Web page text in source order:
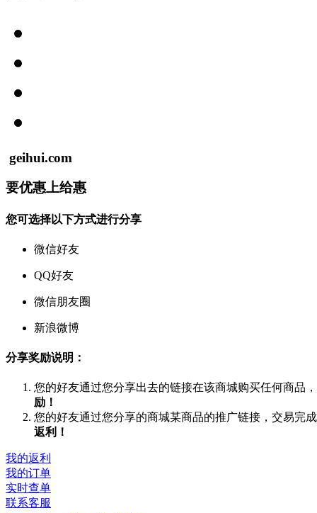
geihui.com
要优惠上给惠
您可选择以下方式进行分享
微信好友
QQ好友
微信朋友圈
新浪微博
分享奖励说明：
您的好友通过您分享出去的链接在该商城购买任何商品
励！
您的好友通过您分享的商城某商品的推广链接，交易完
返利！
我的返利
我的订单
实时查单
联系客服